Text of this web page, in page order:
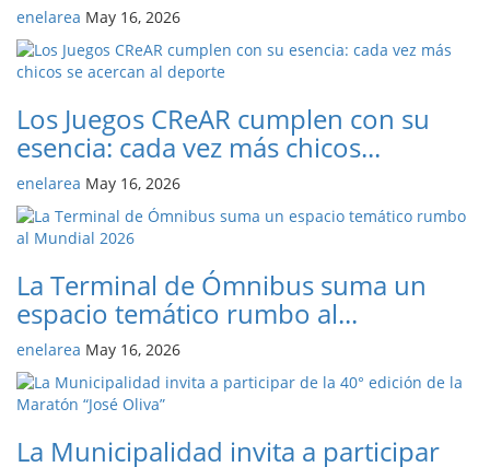
enelarea May 16, 2026
Los Juegos CReAR cumplen con su
esencia: cada vez más chicos...
enelarea May 16, 2026
La Terminal de Ómnibus suma un
espacio temático rumbo al...
enelarea May 16, 2026
La Municipalidad invita a participar